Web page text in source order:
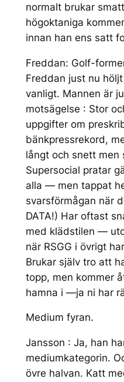
normalt brukar
högoktaniga
innan han ens satt
Freddan: Golf-
Freddan just nu
vanligt. Mannen är
motsägelse : Stor
uppgifter om
bänkpressrekord,
långt och snett men
Supersocial pratar
alla — men tappat
svarsförmågan när
DATA!) Har oftast
med klädstilen —
när RSGG i övrigt
Brukar själv tro att
topp, men kommer
hamna i —ja ni har
Medium fyran.
Jansson : Ja, han
mediumkategorin.
övre halvan. Katt